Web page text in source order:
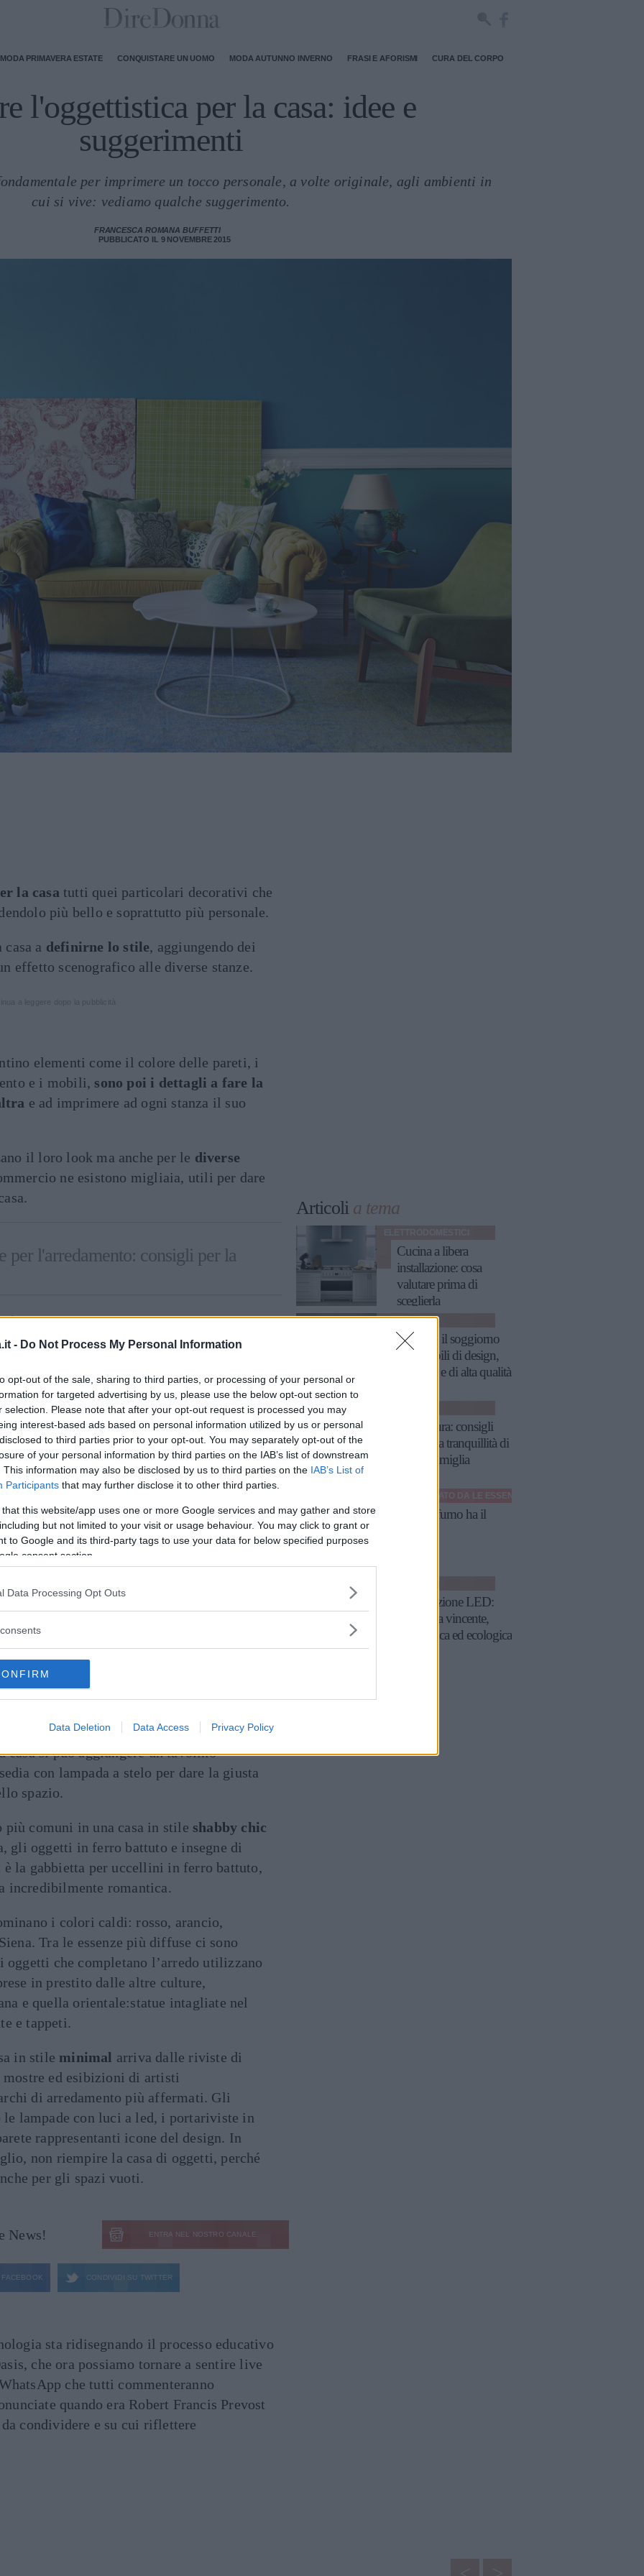
- Do Not Process My Personal Information
opt-out of the sale, sharing to third parties, or processing of your personal or
for targeted advertising by us, please use the below opt-out section to
selection. Please note that after your opt-out request is processed you may
interest-based ads based on personal information utilized by us or personal
to third parties prior to your opt-out. You may separately opt-out of the
of your personal information by third parties on the IAB’s list of downstream
This information may also be disclosed by us to third parties on the IAB’s List of
Participants that may further disclose it to other third parties.
that this website/app uses one or more Google services and may gather and store
but not limited to your visit or usage behaviour. You may click to grant or
to Google and its third-party tags to use your data for below specified purposes
consent section.
Data Processing Opt Outs
Data Deletion Data Access Privacy Policy
MODA PRIMAVERA ESTATE CONQUISTARE UN UOMO MODA AUTUNNO INVERNO FRASI E AFORISMI CURA DEL CORPO
l'oggettistica per la casa: idee e
suggerimenti
per imprimere un tocco personale, a volte originale, agli ambienti in
cui si vive: vediamo qualche suggerimento.
FRANCESCA ROMANA BUFFETTI
PUBBLICATO IL 9 NOVEMBRE 2015
la casa tutti quei particolari decorativi che
più bello e soprattutto più personale.
a definirne lo stile, aggiungendo dei
effetto scenografico alle diverse stanze.
elementi come il colore delle pareti, i
e i mobili, sono poi i dettagli a fare la
e ad imprimere ad ogni stanza il suo
il loro look ma anche per le diverse
ne esistono migliaia, utili per dare
per l'arredamento: consigli per la
rilassante ed effetti cromatici.
si possono inserire dei piccoli mobili, con
ordinato l’ambiente.
gli accessori sono essenziali per
arredi: portabottiglie eleganti per
posizione, ma anche carrelli
comodamente i piatti da un punto
un appendiabiti di design per
il portasapone e il porta asciugamani.
in punti strategici, dove si vuole
casa si può aggiungere un tavolino
con lampada a stelo per dare la giusta
spazio.
più comuni in una casa in stile shabby chic
gli oggetti in ferro battuto e insegne di
è la gabbietta per uccellini in ferro battuto,
incredibilmente romantica.
i colori caldi: rosso, arancio,
Tra le essenze più diffuse ci sono
oggetti che completano l’arredo utilizzano
in prestito dalle altre culture,
e quella orientale:statue intagliate nel
e tappeti.
in stile minimal arriva dalle riviste di
ed esibizioni di artisti
di arredamento più affermati. Gli
lampade con luci a led, i portariviste in
rappresentanti icone del design. In
non riempire la casa di oggetti, perché
per gli spazi vuoti.
News! ENTRA NEL NOSTRO CANALE
FACEBOOK CONDIVIDI SU TWITTER
sta ridisegnando il processo educativo
che ora possiamo tornare a sentire live
che tutti commenteranno
quando era Robert Francis Prevost
condividere e su cui riflettere
Articoli a tema
Cucina a libera
installazione: cosa
valutare prima di
sceglierla
ARREDARE
Arredare il soggiorno
con mobili di design,
moderni e di alta qualità
Casa sicura: consigli
utili per la tranquillità di
tutta la famiglia
Che profumo ha il
SPONSORIZZATO DA LE ESSENZE DI ELDA
Illuminazione LED:
una scelta vincente,
economica ed ecologica